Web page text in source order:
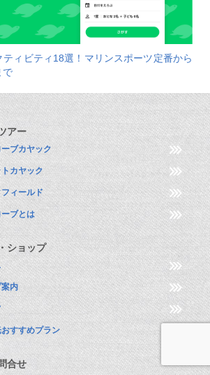
ィビティ18選！マリンスポーツ定番から
で
アー
ブカヤック
カヤック
ィールド
ブとは
ショップ
内
すすめプラン
合せ